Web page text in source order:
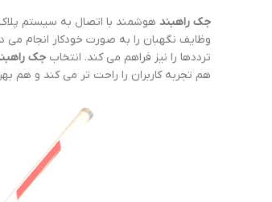
جک راهبند هوشمند با اتصال به سیستم
وظایف نگهبان را به صورت خودکار انجام می
ترددها را نیز فراهم می کند. انتخاب جک
هم تجربه کاربران را راحت تر می کند و هم